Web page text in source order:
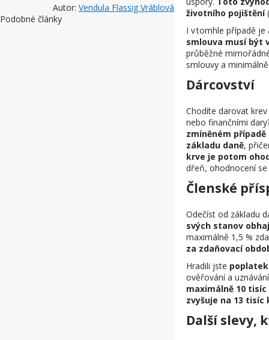
životního pojištění
I v tomhle případě
smlouva musí být
průběžné
smlouvy a
Dárcovství
Chodíte darovat
nebo finančními
zmíněném případě
základu daně,
krve je potom
dřeň, ohodnocení
Členské
Odečíst od základu
svých stanov
maximálně 1,5 %
za zdaňovací
Hradili jste
ověřování a
maximálně 10
zvyšuje na 13 tisíc
Další slevy,
Autor: Vendula Flassig Vráblová
Podobné články